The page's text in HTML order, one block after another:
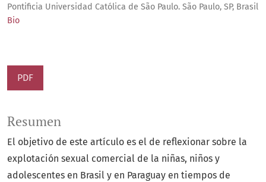
Pontificia Universidad Católica de São Paulo. São Paulo, SP, Brasil
Bio
PDF
Resumen
El objetivo de este artículo es el de reflexionar sobre la
explotación sexual comercial de la niñas, niños y
adolescentes en Brasil y en Paraguay en tiempos de